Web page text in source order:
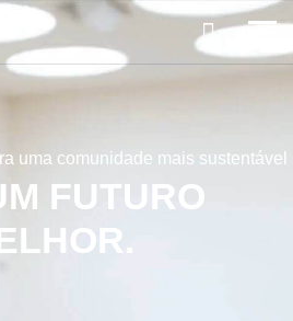
uma comunidade mais sustentável
FUTURO
.